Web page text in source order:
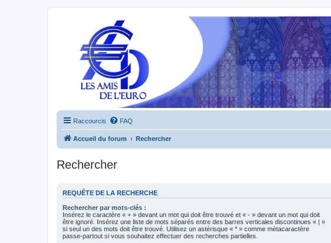
Raccourcis FAQ
Accueil du forum Rechercher
Rechercher
REQUÊTE DE LA RECHERCHE
Rechercher par mots-clés :
Insérez le caractère « + » devant un mot qui doit être trouvé et « - » devant un mot qui doit
être ignoré. Insérez une liste de mots séparés entre des barres verticales discontinues « | »
si seul un des mots doit être trouvé. Utilisez un astérisque « * » comme métacaractère
passe-partout si vous souhaitez effectuer des recherches partielles.